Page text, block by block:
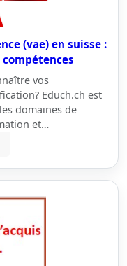
(vae) en suisse :
vos
Educh.ch est
domaines de
et…